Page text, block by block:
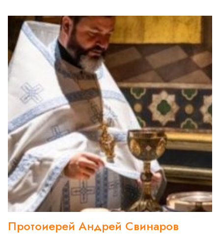
Протоиерей Андрей Свинаров